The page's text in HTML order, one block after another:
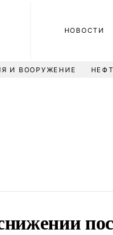
НОВОСТИ
И ВООРУЖЕНИЕ